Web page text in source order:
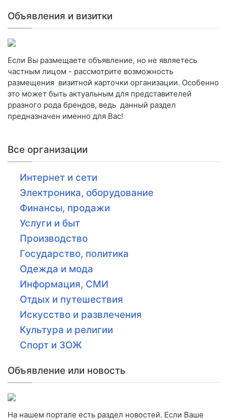
Объявления и визитки
Если Вы размещаете объявление, но не являетесь
частным лицом - рассмотрите возможность
размещения визитной карточки организации. Особенно
это может быть актуальным для представителей
рразного рода брендов, ведь данный раздел
предназначен именно для Вас!
Все организации
Интернет и сети
Электроника, оборудование
Финансы, продажи
Услуги и быт
Производство
Государство, политика
Одежда и мода
Информация, СМИ
Отдых и путешествия
Искусство и развлечения
Культура и религии
Спорт и ЗОЖ
Объявление или новость
На нашем портале есть раздел новостей. Если Ваше